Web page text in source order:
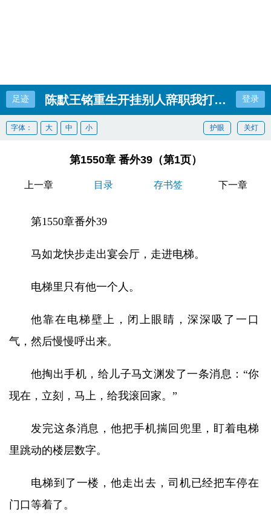
足迹 陈默王铭重生开挂别人辞职我打工全集完
登录
关灯
护眼
字体： 大 中 小
第1550章 番外39（第1页）
上一章 目录 存书签 下一章
第1550章番外39
马如龙快步走出宴会厅，走进电梯。
电梯里只有他一个人。
他靠在电梯壁上，闭上眼睛，深深吸了一口
气，然后慢慢呼出来。
他掏出手机，给儿子马文渊发了一条消息：“你
现在，立刻，马上，给我滚回家。”
发完这条消息，他把手机揣回兜里，盯着电梯
里跳动的楼层数字。
电梯到了一楼，他走出去，司机已经把车停在
门口等着了。